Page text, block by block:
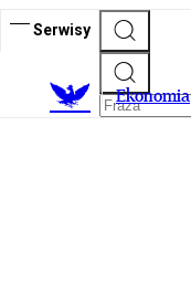
Serwisy
Ekonomia